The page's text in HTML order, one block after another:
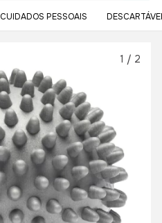
CUIDADOS PESSOAIS
1 / 2